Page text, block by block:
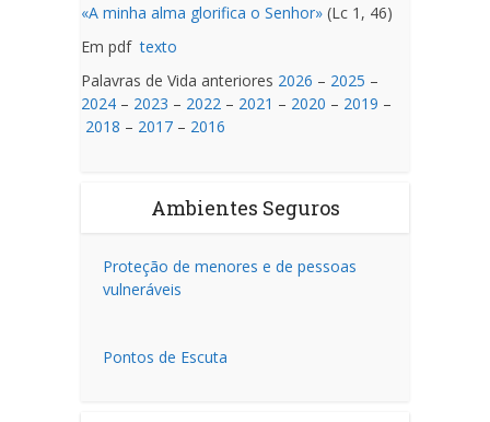
«A minha alma glorifica o Senhor» (Lc 1, 46)
Em pdftexto
Palavras de Vida anteriores 2026 – 2025 –
2024 – 2023 – 2022 – 2021 – 2020 – 2019 –
2018 – 2017 – 2016
Ambientes Seguros
Proteção de menores e de pessoas
vulneráveis
Pontos de Escuta